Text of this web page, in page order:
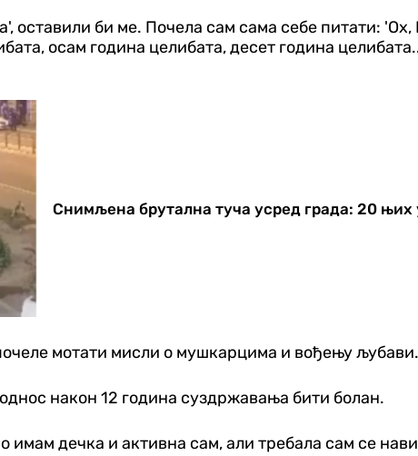
оставили би ме. Почела сам сама себе питати:
осам година целибата, десет година
Снимљена брутална туча усред града: 20 њих
мотати мисли о мушкарцима и вођењу љубави.
након 12 година суздржавања бити болан.
имам дечка и активна сам, али требала сам се